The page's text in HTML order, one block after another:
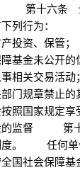
第十六条
下列行为：
产投资、保
基金未公开的
事相关交易
部门规章禁
按照国家规
的监督 第
度。 任何单
全国社会保